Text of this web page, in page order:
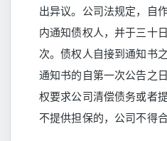
出异议。公司法规定，自
内通知债权人，并于三十
次。债权人自接到通知书
通知书的自第一次公告之
权要求公司清偿债务或者
不提供担保的，公司不得合